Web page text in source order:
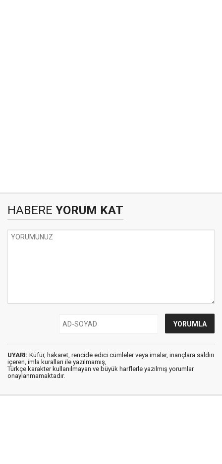
HABERE YORUM KAT
UYARI: Küfür, hakaret, rencide edici cümleler veya imalar, inançlara saldırı
içeren, imla kuralları ile yazılmamış,
Türkçe karakter kullanılmayan ve büyük harflerle yazılmış yorumlar
onaylanmamaktadır.